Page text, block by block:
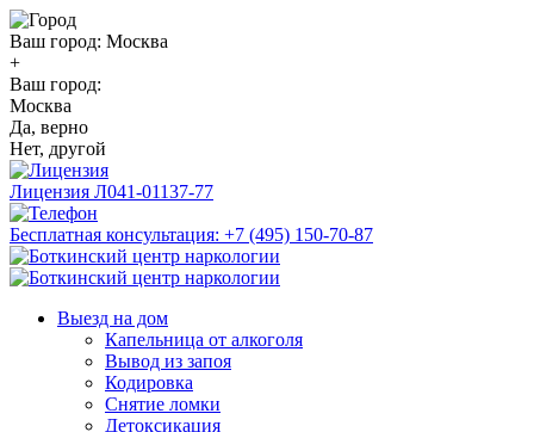
Ваш город: Москва
+
Ваш город:
Москва
Да, верно
Нет, другой
Лицензия Л041-01137-77
Бесплатная консультация: +7 (495) 150-70-87
Выезд на дом
Капельница от алкоголя
Вывод из запоя
Кодировка
Снятие ломки
Детоксикация